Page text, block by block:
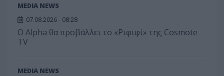
MEDIA NEWS
07.08.2026 - 08:28
Ο Alpha θα προβάλλει το «Ριφιφί» της Cosmote
TV
MEDIA NEWS